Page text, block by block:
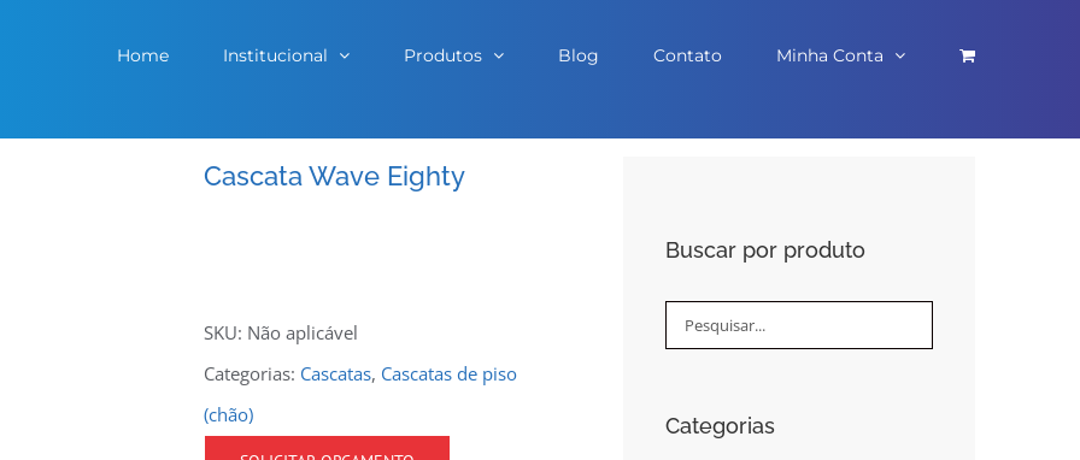
Home Institucional Produtos Blog Contato Minha Conta
Cascata Wave Eighty
SKU: Não aplicável
Categorias: Cascatas, Cascatas de piso
(chão)
Buscar por produto
Categorias